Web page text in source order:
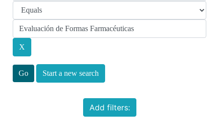
Start a new search
Add filters: